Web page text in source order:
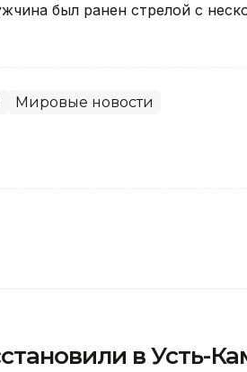
был ранен стрелой с
Мировые новости
в Усть-